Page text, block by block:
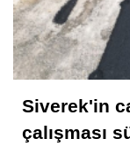
Siverek'in
çalışması